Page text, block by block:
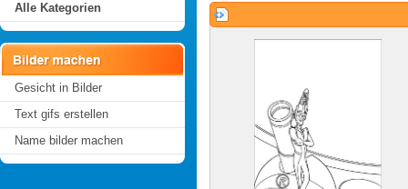
Alle Kategorien
Gesicht in Bilder
Text gifs erstellen
Name bilder machen